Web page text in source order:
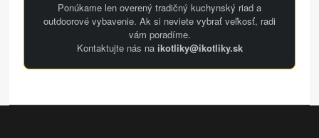
Ponúkame len overený tradičný kuchynský riad a
outdoorové vybavenie. Ak si neviete vybrať veľkosť, radi
vám poradíme.
Kontaktujte nás na ikotliky@ikotliky.sk